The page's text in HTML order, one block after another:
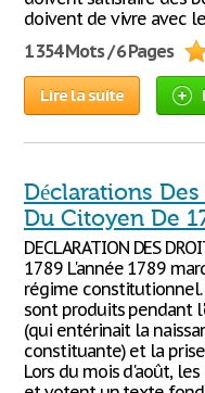
doivent de vivre avec
1 354 Mots / 6 Pages
Lire la suite
Déclarations
Du Citoyen De
DECLARATION DES
1789 L'année 1789
régime
sont produits pendant
(qui entérinait la
constituante) et la
Lors du mois d'août,